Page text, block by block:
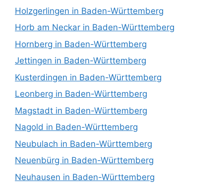
Holzgerlingen in Baden-Württemberg
Horb am Neckar in Baden-Württemberg
Hornberg in Baden-Württemberg
Jettingen in Baden-Württemberg
Kusterdingen in Baden-Württemberg
Leonberg in Baden-Württemberg
Magstadt in Baden-Württemberg
Nagold in Baden-Württemberg
Neubulach in Baden-Württemberg
Neuenbürg in Baden-Württemberg
Neuhausen in Baden-Württemberg